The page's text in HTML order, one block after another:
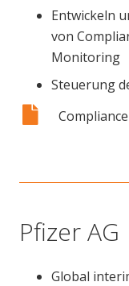
Entwickeln
von
Monitoring
Steuerung
Pfizer AG
Global